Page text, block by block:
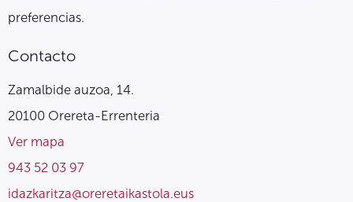
preferencias.
Contacto
Zamalbide auzoa, 14.
20100 Orereta-Errenteria
Ver mapa
943 52 03 97
idazkaritza@oreretaikastola.eus